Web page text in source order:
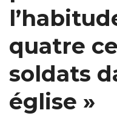
quatre
soldats
église »